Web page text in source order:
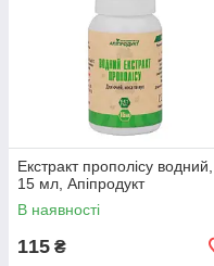
Екстракт прополісу водний,
15 мл, Апіпродукт
В наявності
115 ₴